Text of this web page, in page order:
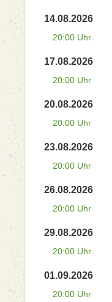
14.08.2026
20:00 Uhr
17.08.2026
20:00 Uhr
20.08.2026
20:00 Uhr
23.08.2026
20:00 Uhr
26.08.2026
20:00 Uhr
29.08.2026
20:00 Uhr
01.09.2026
20:00 Uhr